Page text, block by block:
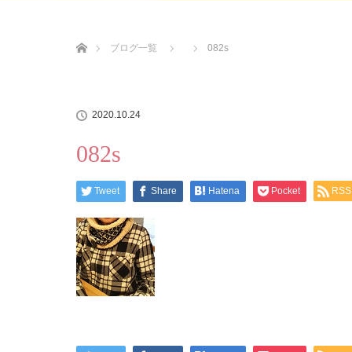
ブログ一覧
082s
2020.10.24
082s
Tweet Share Hatena Pocket RSS